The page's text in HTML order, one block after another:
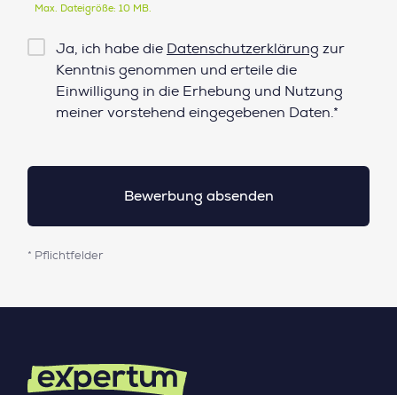
Max. Dateigröße: 10 MB.
Checkbox
Datenschutz*
Ja, ich habe die Datenschutzerklärung zur
Kenntnis genommen und erteile die
Einwilligung in die Erhebung und Nutzung
meiner vorstehend eingegebenen Daten.*
* Pflichtfelder